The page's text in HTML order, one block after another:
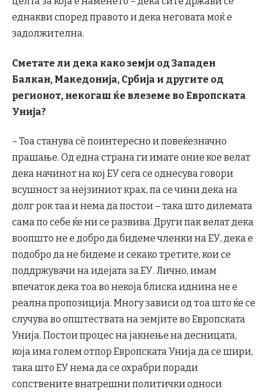
еднакви според правото и дека неговата моќ е
задолжителна.
Сметате ли дека како земји од Западен
Балкан, Македонија, Србија и другите од
регионот, некогаш ќе влеземе во Европската
Унија?
– Тоа станува сè поинтересно и повеќезначно
прашање. Од една страна ги имате оние кое велат
дека начинот на кој ЕУ сега се однесува говори
всушност за нејзиниот крах, па се чини дека на
долг рок таа и нема да постои – така што дилемата
сама по себе ќе ни се развива. Други пак велат дека
воопшто не е добро да бидеме членки на ЕУ, дека е
подобро да не бидеме и секако третите, кои се
поддржувачи на идејата за ЕУ. Лично, имам
впечаток дека тоа во некоја блиска иднина не е
реална пропозиција. Многу зависи од тоа што ќе се
случува во општествата на земјите во Европската
Унија. Постои процес на јакнење на десницата,
која има голем отпор Европската Унија да се шири,
така што ЕУ нема да се охрабри поради
сопствените внатрешни политички односи